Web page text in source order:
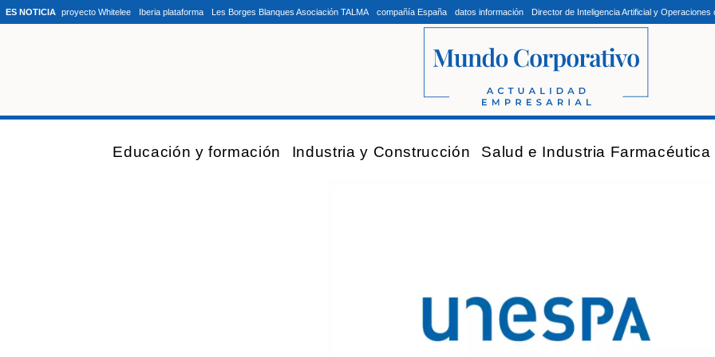
ES NOTICIA proyecto Whitelee Iberia plataforma Les Borges Blanques Asociación TALMA compañía España datos información Director de Inteligencia Artificial y
Educación y formación Industria y Construcción Salud e Industria Farmacéutica